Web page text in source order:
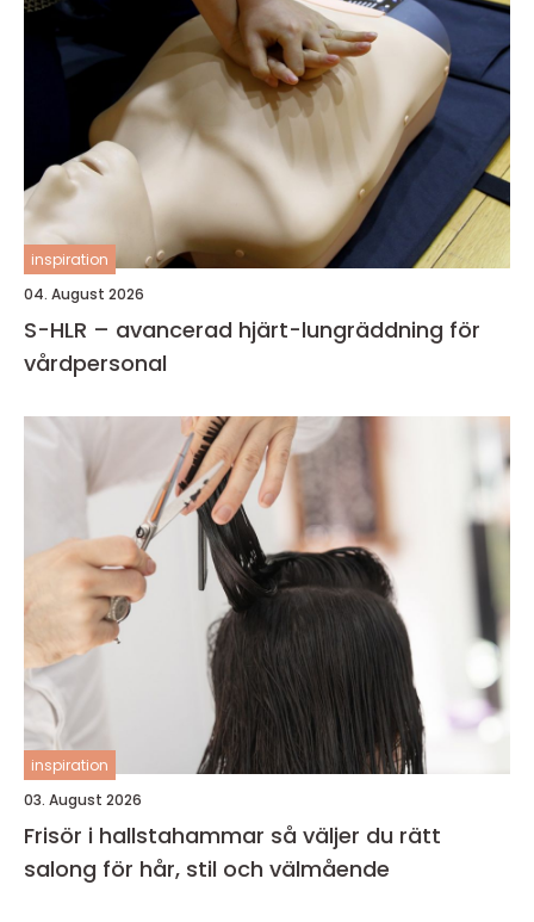
inspiration
04. August 2026
S-HLR – avancerad hjärt-lungräddning för
vårdpersonal
inspiration
03. August 2026
Frisör i hallstahammar så väljer du rätt
salong för hår, stil och välmående